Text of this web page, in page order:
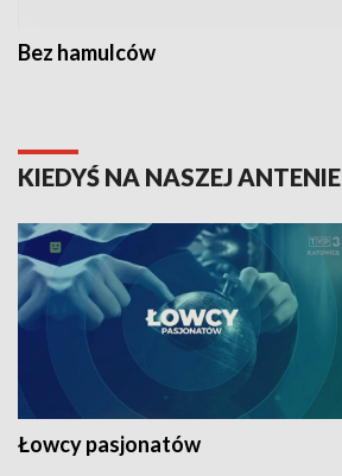
Bez hamulców
KIEDYŚ NA NASZEJ ANTENIE
Łowcy pasjonatów